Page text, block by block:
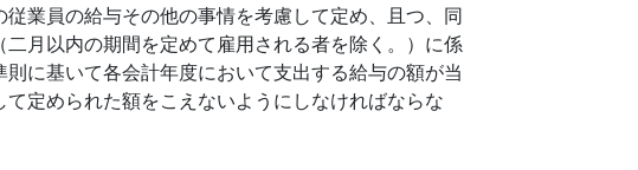
業員の給与その他の事情を考慮して定め、且つ、同
月以内の期間を定めて雇用される者を除く。）に係
に基いて各会計年度において支出する給与の額が当
定められた額をこえないようにしなければならな